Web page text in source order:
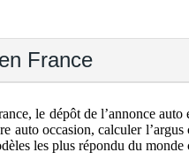
France
le dépôt de l’annonce
auto occasion, calculer
les plus répondu du